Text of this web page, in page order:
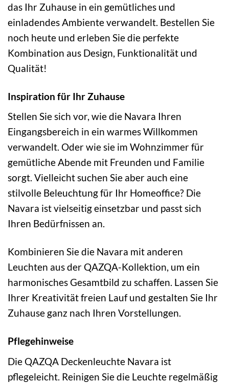
das Ihr Zuhause in ein gemütliches und
einladendes Ambiente verwandelt. Bestellen Sie
noch heute und erleben Sie die perfekte
Kombination aus Design, Funktionalität und
Qualität!
Inspiration für Ihr Zuhause
Stellen Sie sich vor, wie die Navara Ihren
Eingangsbereich in ein warmes Willkommen
verwandelt. Oder wie sie im Wohnzimmer für
gemütliche Abende mit Freunden und Familie
sorgt. Vielleicht suchen Sie aber auch eine
stilvolle Beleuchtung für Ihr Homeoffice? Die
Navara ist vielseitig einsetzbar und passt sich
Ihren Bedürfnissen an.
Kombinieren Sie die Navara mit anderen
Leuchten aus der QAZQA-Kollektion, um ein
harmonisches Gesamtbild zu schaffen. Lassen Sie
Ihrer Kreativität freien Lauf und gestalten Sie Ihr
Zuhause ganz nach Ihren Vorstellungen.
Pflegehinweise
Die QAZQA Deckenleuchte Navara ist
pflegeleicht. Reinigen Sie die Leuchte regelmäßig